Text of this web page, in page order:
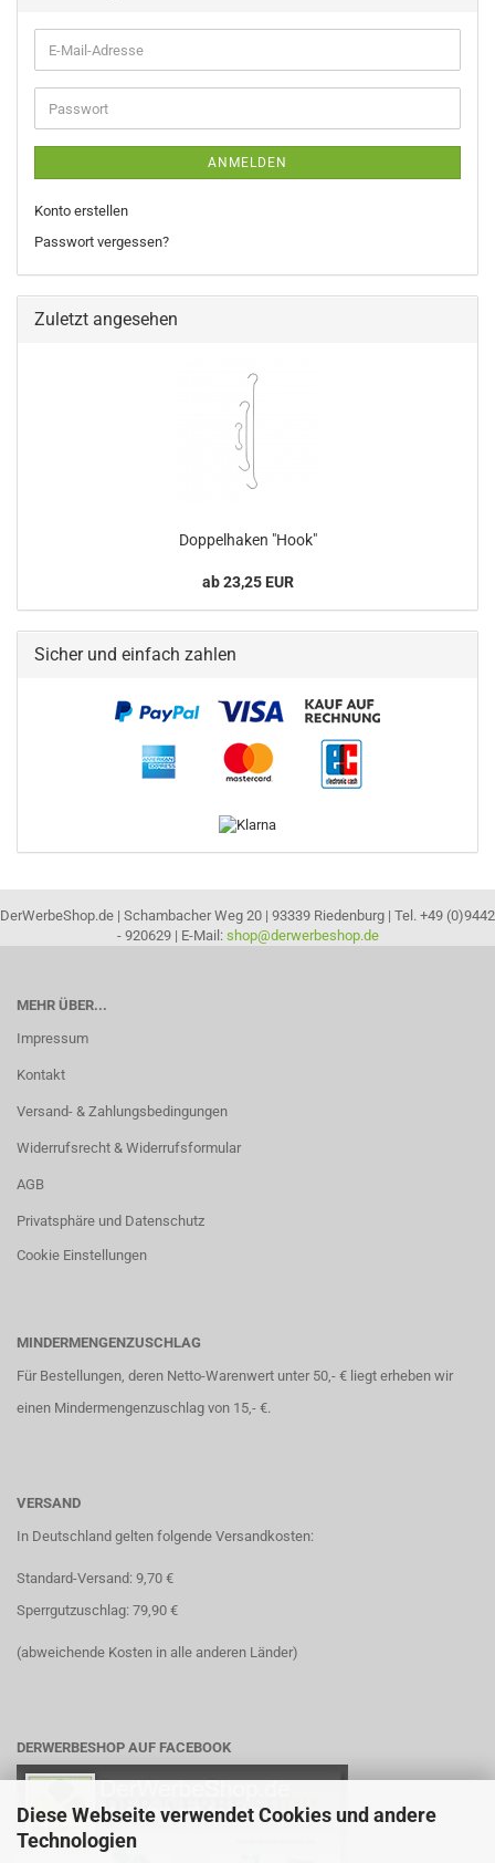
Diese Webseite verwendet Cookies und andere
Technologien
E-
Mail-
Adresse
Passwort
ANMELDEN
Konto erstellen
Passwort vergessen?
Zuletzt angesehen
Doppelhaken "Hook"
ab 23,25 EUR
Sicher und einfach zahlen
DerWerbeShop.de | Schambacher Weg 20 | 93339 Riedenburg | Tel. +49 (0)9442
- 920629 | E-Mail: shop@derwerbeshop.de
MEHR ÜBER...
Impressum
Kontakt
Versand- & Zahlungsbedingungen
Widerrufsrecht & Widerrufsformular
AGB
Privatsphäre und Datenschutz
Cookie Einstellungen
MINDERMENGENZUSCHLAG
Für Bestellungen, deren Netto-Warenwert unter 50,- € liegt erheben wir
einen Mindermengenzuschlag von 15,- €.
VERSAND
In Deutschland gelten folgende Versandkosten:
Standard-Versand: 9,70 €
Sperrgutzuschlag: 79,90 €
(abweichende Kosten in alle anderen Länder)
DERWERBESHOP AUF FACEBOOK